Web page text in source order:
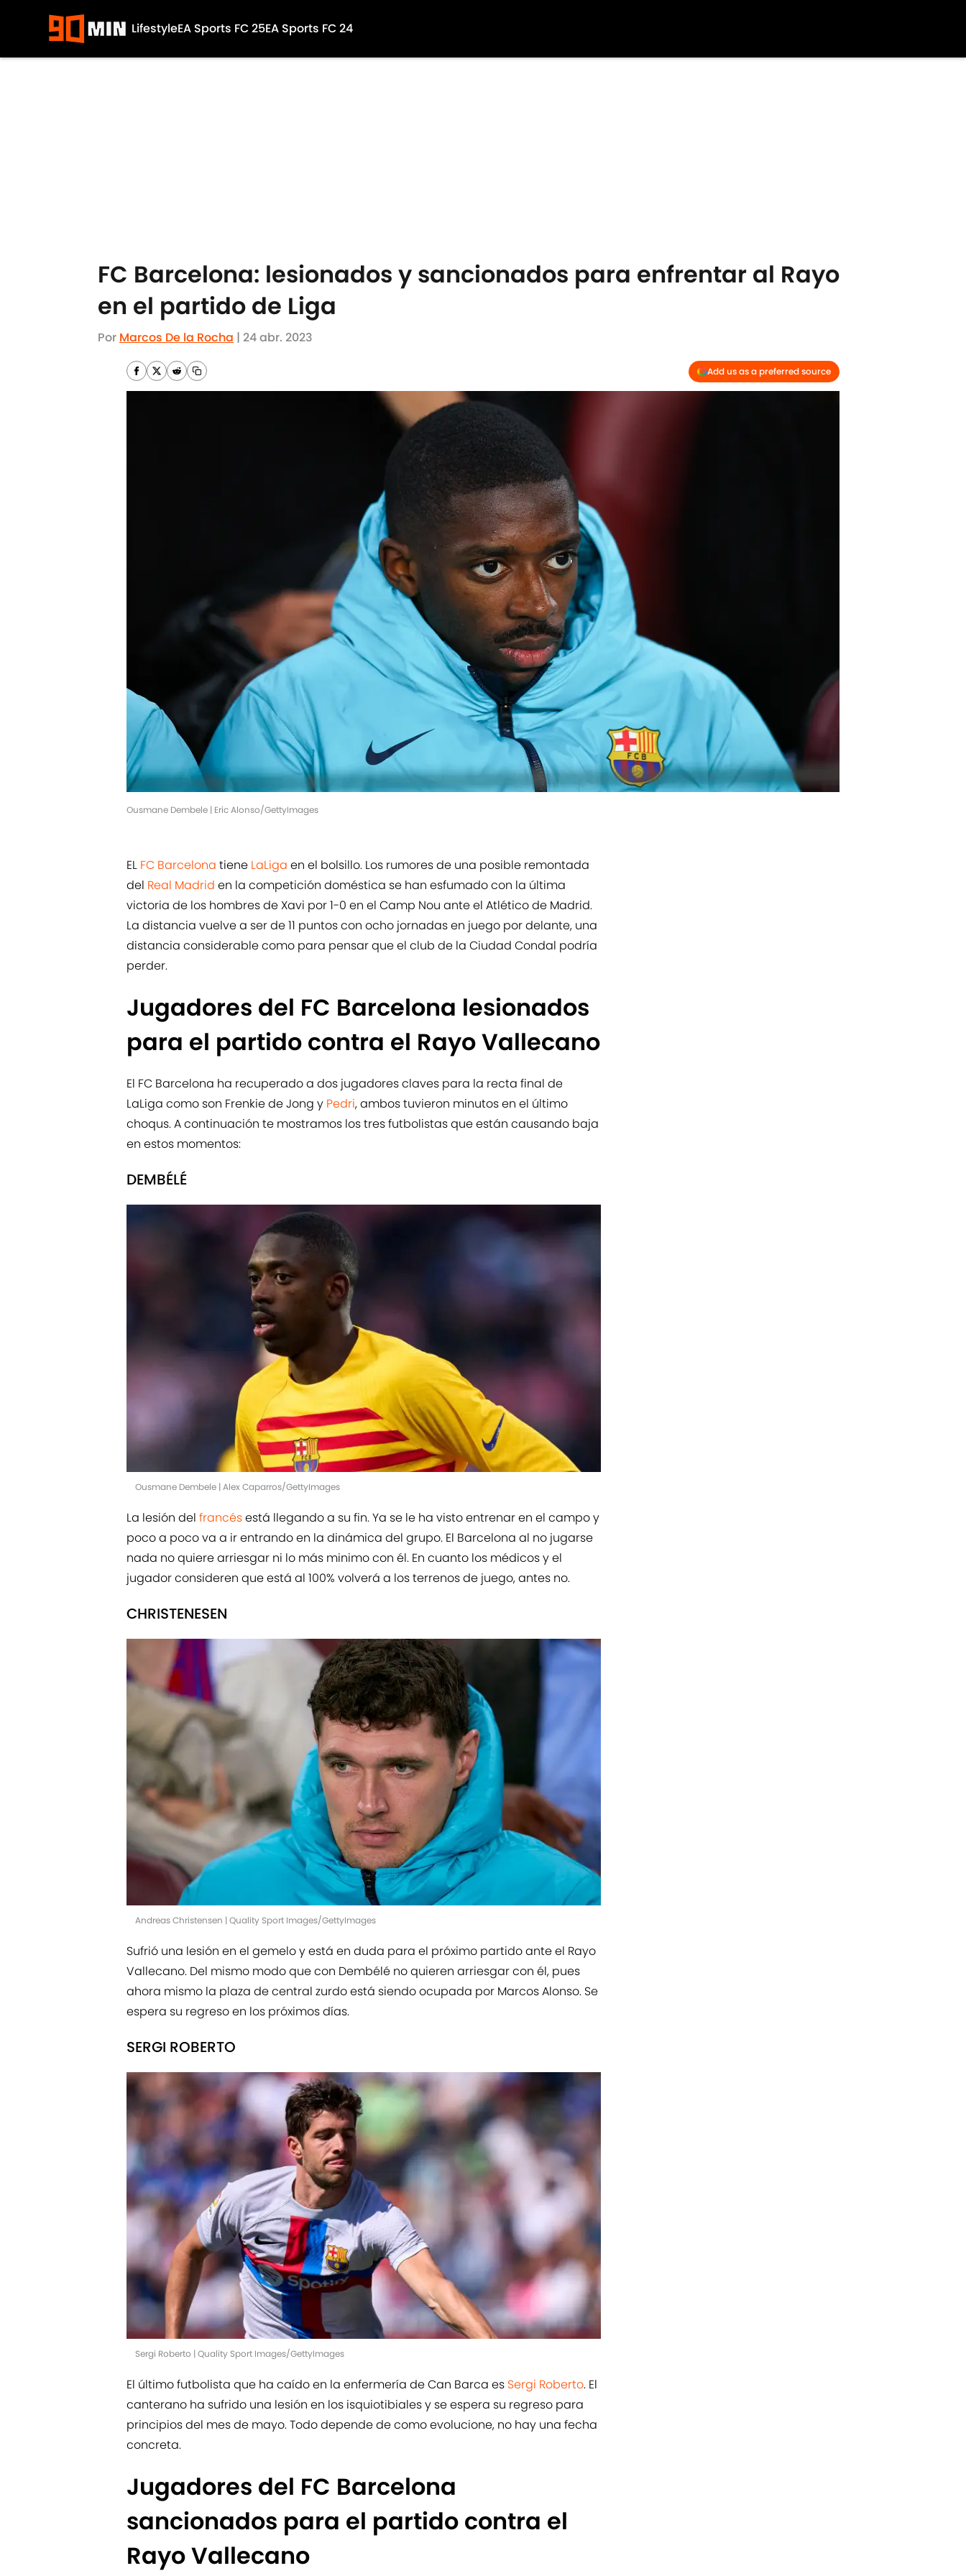
LifestyleEA Sports FC 25EA Sports FC 24
FC Barcelona: lesionados y sancionados para enfrentar al Rayo
en el partido de Liga
Por Marcos De la Rocha | 24 abr. 2023
Add us as a preferred source
Ousmane Dembele | Eric Alonso/GettyImages
EL FC Barcelona tiene LaLiga en el bolsillo. Los rumores de una posible remontada
del Real Madrid en la competición doméstica se han esfumado con la última
victoria de los hombres de Xavi por 1-0 en el Camp Nou ante el Atlético de Madrid.
La distancia vuelve a ser de 11 puntos con ocho jornadas en juego por delante, una
distancia considerable como para pensar que el club de la Ciudad Condal podría
perder.
Jugadores del FC Barcelona lesionados
para el partido contra el Rayo Vallecano
El FC Barcelona ha recuperado a dos jugadores claves para la recta final de
LaLiga como son Frenkie de Jong y Pedri, ambos tuvieron minutos en el último
choqus. A continuación te mostramos los tres futbolistas que están causando baja
en estos momentos:
DEMBÉLÉ
Ousmane Dembele | Alex Caparros/GettyImages
La lesión del francésestá llegando a su fin. Ya se le ha visto entrenar en el campo y
poco a poco va a ir entrando en la dinámica del grupo. El Barcelona al no jugarse
nada no quiere arriesgar ni lo más minimo con él. En cuanto los médicos y el
jugador consideren que está al 100% volverá a los terrenos de juego, antes no.
CHRISTENESEN
Andreas Christensen | Quality Sport Images/GettyImages
Sufrió una lesión en el gemelo y está en duda para el próximo partido ante el Rayo
Vallecano. Del mismo modo que con Dembélé no quieren arriesgar con él, pues
ahora mismo la plaza de central zurdo está siendo ocupada por Marcos Alonso. Se
espera su regreso en los próximos días.
SERGI ROBERTO
Sergi Roberto | Quality Sport Images/GettyImages
El último futbolista que ha caído en la enfermería de Can Barca es Sergi Roberto. El
canterano ha sufrido una lesión en los isquiotibiales y se espera su regreso para
principios del mes de mayo. Todo depende de como evolucione, no hay una fecha
concreta.
Jugadores del FC Barcelona
sancionados para el partido contra el
Rayo Vallecano